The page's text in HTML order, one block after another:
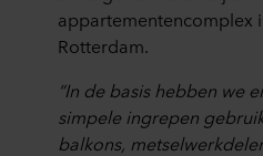
appartementencomplex
Rotterdam.
“In de basis hebben we
simpele ingrepen
balkons,